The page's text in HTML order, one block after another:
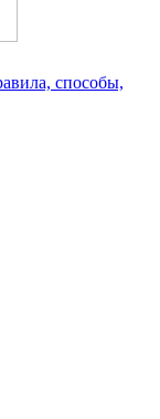
способы,